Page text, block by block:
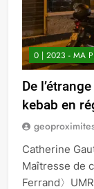
0 | 2023 - MA
De
kebab en
Catherine
Maîtresse de
Ferrand〉